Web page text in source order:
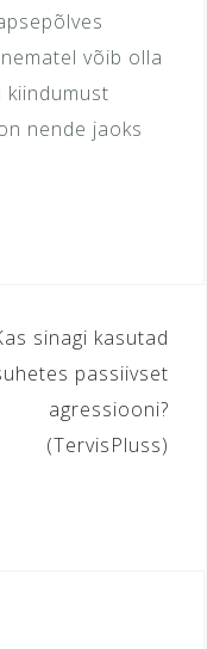
võib olla
kiindumust
nende jaoks
sinagi kasutad
passiivset
agressiooni?
(TervisPluss)